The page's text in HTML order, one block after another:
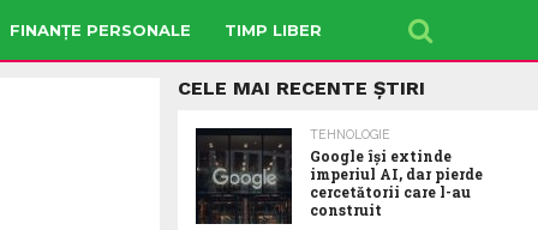
FINANȚE PERSONALE TIMP LIBER
CELE MAI RECENTE ȘTIRI
TEHNOLOGIE
Google îşi extinde
imperiul AI, dar pierde
cercetătorii care l-au
construit